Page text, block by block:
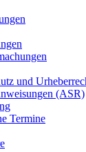
und
(ASR)
Termine